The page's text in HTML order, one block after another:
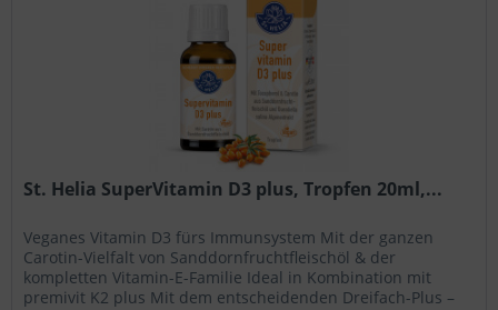
St. Helia SuperVitamin D3 plus, Tropfen 20ml,...
Veganes Vitamin D3 fürs Immunsystem Mit der ganzen
Carotin-Vielfalt von Sanddornfruchtfleischöl & der
kompletten Vitamin-E-Familie Ideal in Kombination mit
premivit K2 plus Mit dem entscheidenden Dreifach-Plus –